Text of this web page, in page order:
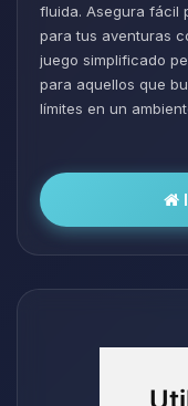
fluida. Asegura fácil
para tus aventuras
juego simplificado
para aquellos que
límites en un